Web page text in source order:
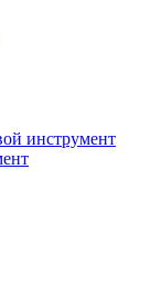
инструмент